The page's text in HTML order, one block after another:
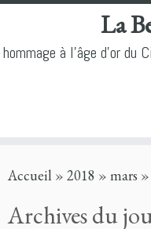
to
La
hommage à l'âge d'or du
Accueil » 2018 » mars »
Archives du